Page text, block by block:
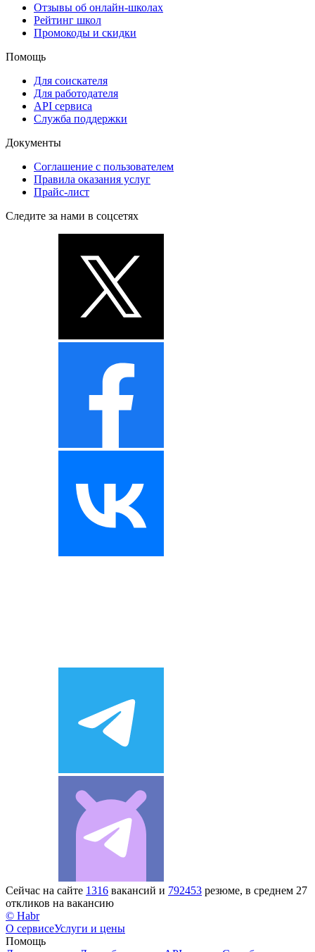
Отзывы об онлайн-школах
Рейтинг школ
Промокоды и скидки
Помощь
Для соискателя
Для работодателя
API сервиса
Служба поддержки
Документы
Соглашение с пользователем
Правила оказания услуг
Прайс-лист
Следите за нами в соцсетях
Сейчас на сайте 1316 вакансий и 792453 резюме, в среднем 27
откликов на вакансию
© Habr
О сервисеУслуги и цены
Помощь